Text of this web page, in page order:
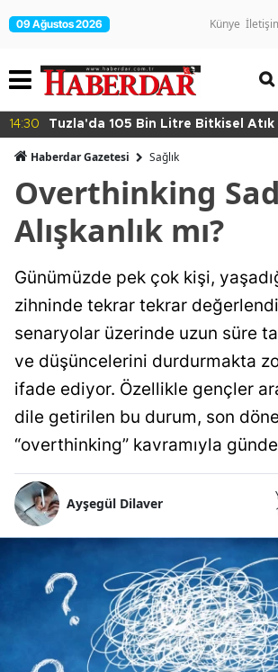
09 Ağustos 2026 Künye
14:30 Tuzla'da 105 Bin Litre Bitkisel Atık
Haberdar Gazetesi Sağlık
Overthinking
Alışkanlık mı?
Günümüzde pek çok kişi,
zihninde tekrar tekrar
senaryolar üzerinde uzun süre
ve düşüncelerini durdurmakta
ifade ediyor. Özellikle gençler
dile getirilen bu durum, son
“overthinking” kavramıyla
Ayşegül Dilaver